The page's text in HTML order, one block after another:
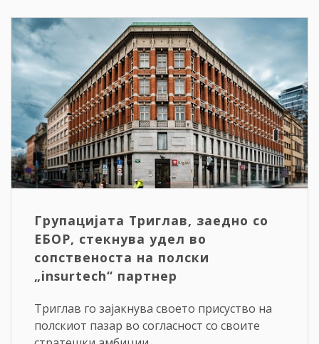
Групацијата Триглав, заедно со
ЕБОР, стекнува удел во
сопственоста на полски
„insurtech“ партнер
Триглав го зајакнува своето присуство на
полскиот пазар во согласност со своите